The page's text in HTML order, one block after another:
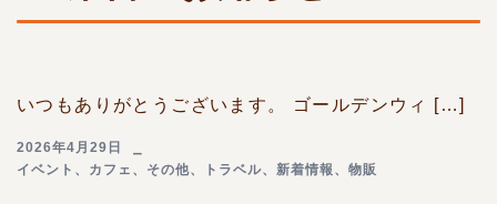
いつもありがとうございます。 ゴールデンウィ […]
2026年4月29日
イベント 、 カフェ 、 その他、 トラベル、 新着情報 、 物販